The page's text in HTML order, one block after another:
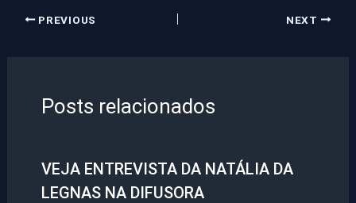
PREVIOUS NEXT
Posts relacionados
VEJA ENTREVISTA DA NATÁLIA DA
LEGNAS NA DIFUSORA